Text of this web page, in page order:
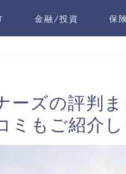
金融/投資 保
ーズの評判
ミもご紹介し